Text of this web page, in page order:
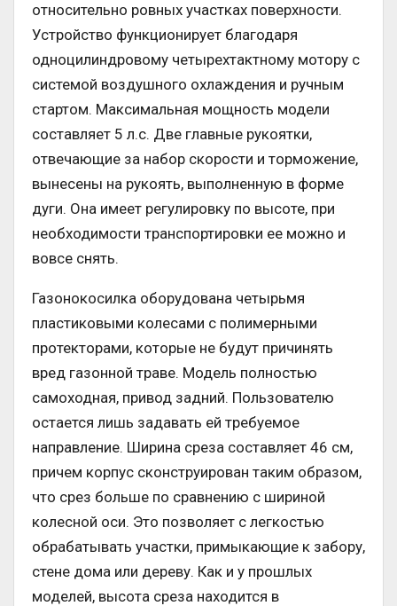
относительно ровных участках поверхности.
Устройство функционирует благодаря
одноцилиндровому четырехтактному мотору с
системой воздушного охлаждения и ручным
стартом. Максимальная мощность модели
составляет 5 л.с. Две главные рукоятки,
отвечающие за набор скорости и торможение,
вынесены на рукоять, выполненную в форме
дуги. Она имеет регулировку по высоте, при
необходимости транспортировки ее можно и
вовсе снять.
Газонокосилка оборудована четырьмя
пластиковыми колесами с полимерными
протекторами, которые не будут причинять
вред газонной траве. Модель полностью
самоходная, привод задний. Пользователю
остается лишь задавать ей требуемое
направление. Ширина среза составляет 46 см,
причем корпус сконструирован таким образом,
что срез больше по сравнению с шириной
колесной оси. Это позволяет с легкостью
обрабатывать участки, примыкающие к забору,
стене дома или дереву. Как и у прошлых
моделей, высота среза находится в